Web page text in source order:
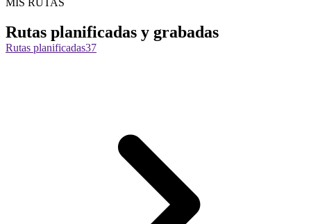
MIS RUTAS
Rutas planificadas y grabadas
Rutas planificadas37